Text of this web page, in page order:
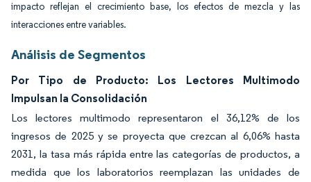
impacto reflejan el crecimiento base, los efectos de mezcla y las
interacciones entre variables.
Análisis de Segmentos
Por Tipo de Producto: Los Lectores Multimodo
Impulsan la Consolidación
Los lectores multimodo representaron el 36,12% de los
ingresos de 2025 y se proyecta que crezcan al 6,06% hasta
2031, la tasa más rápida entre las categorías de productos, a
medida que los laboratorios reemplazan las unidades de